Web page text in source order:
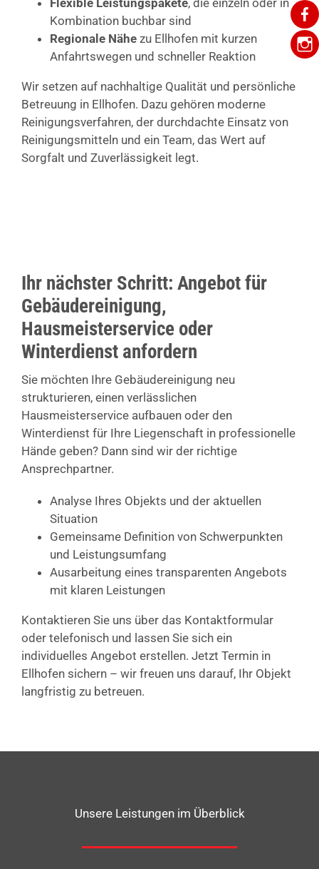
Kombination buchbar sind
Regionale Nähezu Ellhofen mit kurzen
Anfahrtswegen und schneller Reaktion
Wir setzen auf nachhaltige Qualität und persönliche
Betreuung in Ellhofen. Dazu gehören moderne
Reinigungsverfahren, der durchdachte Einsatz von
Reinigungsmitteln und ein Team, das Wert auf
Sorgfalt und Zuverlässigkeit legt.
Ihr nächster Schritt: Angebot für
Gebäudereinigung,
Hausmeisterservice oder
Winterdienst anfordern
Sie möchten Ihre Gebäudereinigung neu
strukturieren, einen verlässlichen
Hausmeisterservice aufbauen oder den
Winterdienst für Ihre Liegenschaft in professionelle
Hände geben? Dann sind wir der richtige
Ansprechpartner.
Analyse Ihres Objekts und der aktuellen
Situation
Gemeinsame Definition von Schwerpunkten
und Leistungsumfang
Ausarbeitung eines transparenten Angebots
mit klaren Leistungen
Kontaktieren Sie uns über das Kontaktformular
oder telefonisch und lassen Sie sich ein
individuelles Angebot erstellen. Jetzt Termin in
Ellhofen sichern – wir freuen uns darauf, Ihr Objekt
langfristig zu betreuen.
Unsere Leistungen im Überblick